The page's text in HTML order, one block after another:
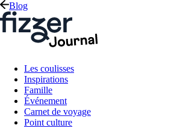
Blog
Les coulisses
Inspirations
Famille
Événement
Carnet de voyage
Point culture